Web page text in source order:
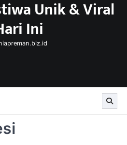
Unik & Viral
Ini